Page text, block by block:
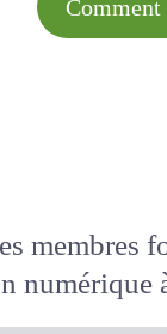
Comment